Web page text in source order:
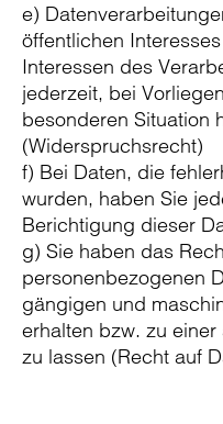
e)
öffentlichen
Interessen des
jederzeit, bei
besonderen Situation
(Widerspruchsrecht)
f) Bei Daten, die
wurden, haben Sie
Berichtigung dieser
g) Sie haben das
personenbezogenen
gängigen und
erhalten bzw. zu
zu lassen (Recht auf